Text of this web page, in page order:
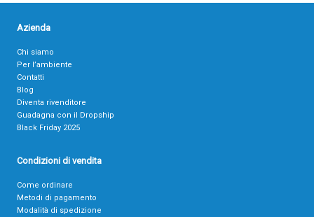
Azienda
Chi siamo
Per l’ambiente
Contatti
Blog
Diventa rivenditore
Guadagna con il Dropship
Black Friday 2025
Condizioni di vendita
Come ordinare
Metodi di pagamento
Modalità di spedizione